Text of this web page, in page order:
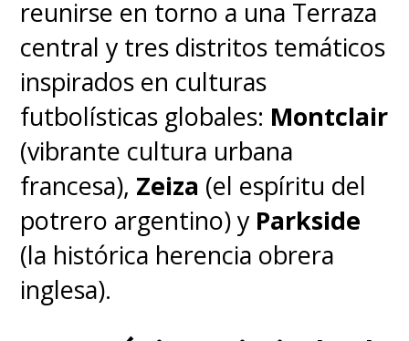
reunirse en torno a una Terraza
central y tres distritos temáticos
inspirados en culturas
futbolísticas globales: Montclair
(vibrante cultura urbana
francesa), Zeiza (el espíritu del
potrero argentino) y Parkside
(la histórica herencia obrera
inglesa).